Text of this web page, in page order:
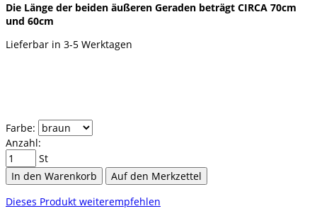
Die Länge der beiden äußeren Geraden beträgt CIRCA 70cm
und 60cm
Lieferbar in 3-5 Werktagen
Farbe:
Anzahl:
St
In den Warenkorb
Auf den Merkzettel
Dieses Produkt weiterempfehlen